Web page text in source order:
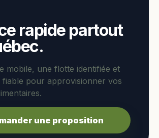
rapide partout
mobile, une flotte identifiée et
fiable pour approvisionner vos
une proposition